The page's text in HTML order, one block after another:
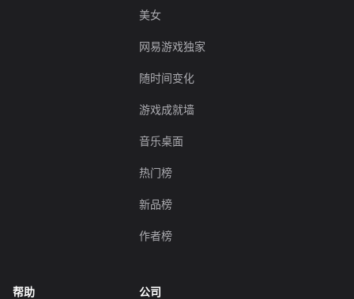
美女
网易游戏独家
随时间变化
游戏成就墙
音乐桌面
热门榜
新品榜
作者榜
帮助 公司